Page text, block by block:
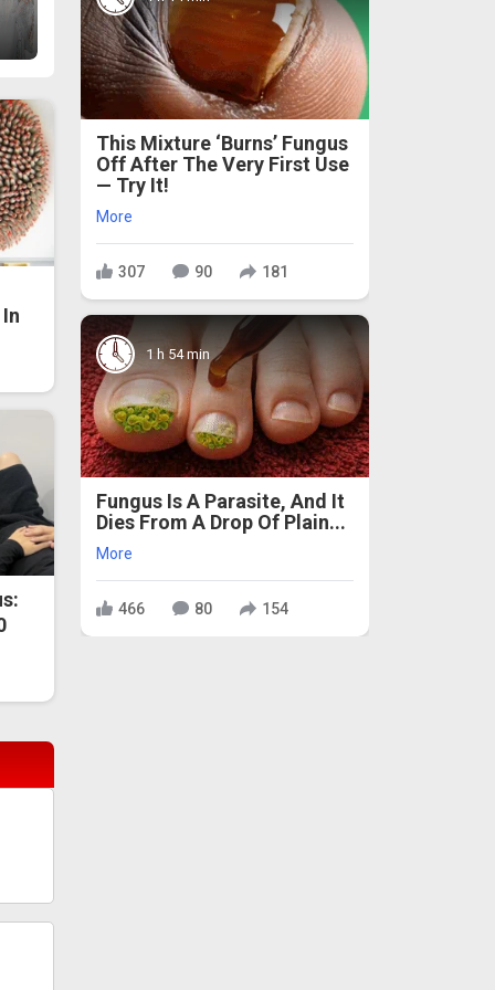
This Mixture ‘Burns’ Fungus
Off After The Very First Use
— Try It!
More
307 90 181
1 h 54 min
Fungus Is A Parasite, And It
Dies From A Drop Of Plain...
More
466 80 154